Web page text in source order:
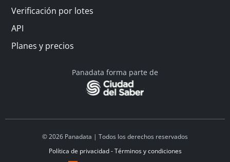
Verificación por lotes
API
Planes y precios
Panadata forma parte de
© 2026 Panadata | Todos los derechos reservados
Política de privacidad - Términos y condiciones